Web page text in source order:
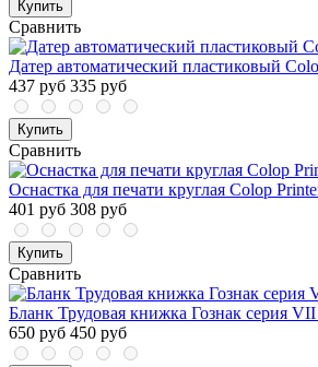
Купить
Сравнить
Датер автоматический пластиковый
437 руб 335 руб
Купить
Сравнить
Оснастка для печати круглая Colop
401 руб 308 руб
Купить
Сравнить
Бланк Трудовая книжка Гознак серия
650 руб 450 руб